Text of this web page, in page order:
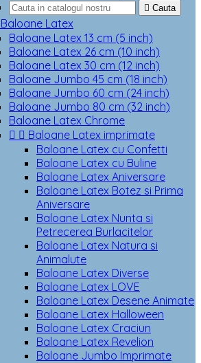
 Cauta
Baloane Latex
Baloane Latex 13 cm (5 inch)
Baloane Latex 26 cm (10 inch)
Baloane Latex 30 cm (12 inch)
Baloane Jumbo 45 cm (18 inch)
Baloane Jumbo 60 cm (24 inch)
Baloane Jumbo 80 cm (32 inch)
Baloane Latex Chrome
  Baloane Latex imprimate
Baloane Latex cu Confetti
Baloane Latex cu Buline
Baloane Latex Aniversare
Baloane Latex Botez si Prima
Aniversare
Baloane Latex Nunta si
Petrecerea Burlacitelor
Baloane Latex Natura si
Animalute
Baloane Latex Diverse
Baloane Latex LOVE
Baloane Latex Desene Animate
Baloane Latex Halloween
Baloane Latex Craciun
Baloane Latex Revelion
Baloane Jumbo Imprimate